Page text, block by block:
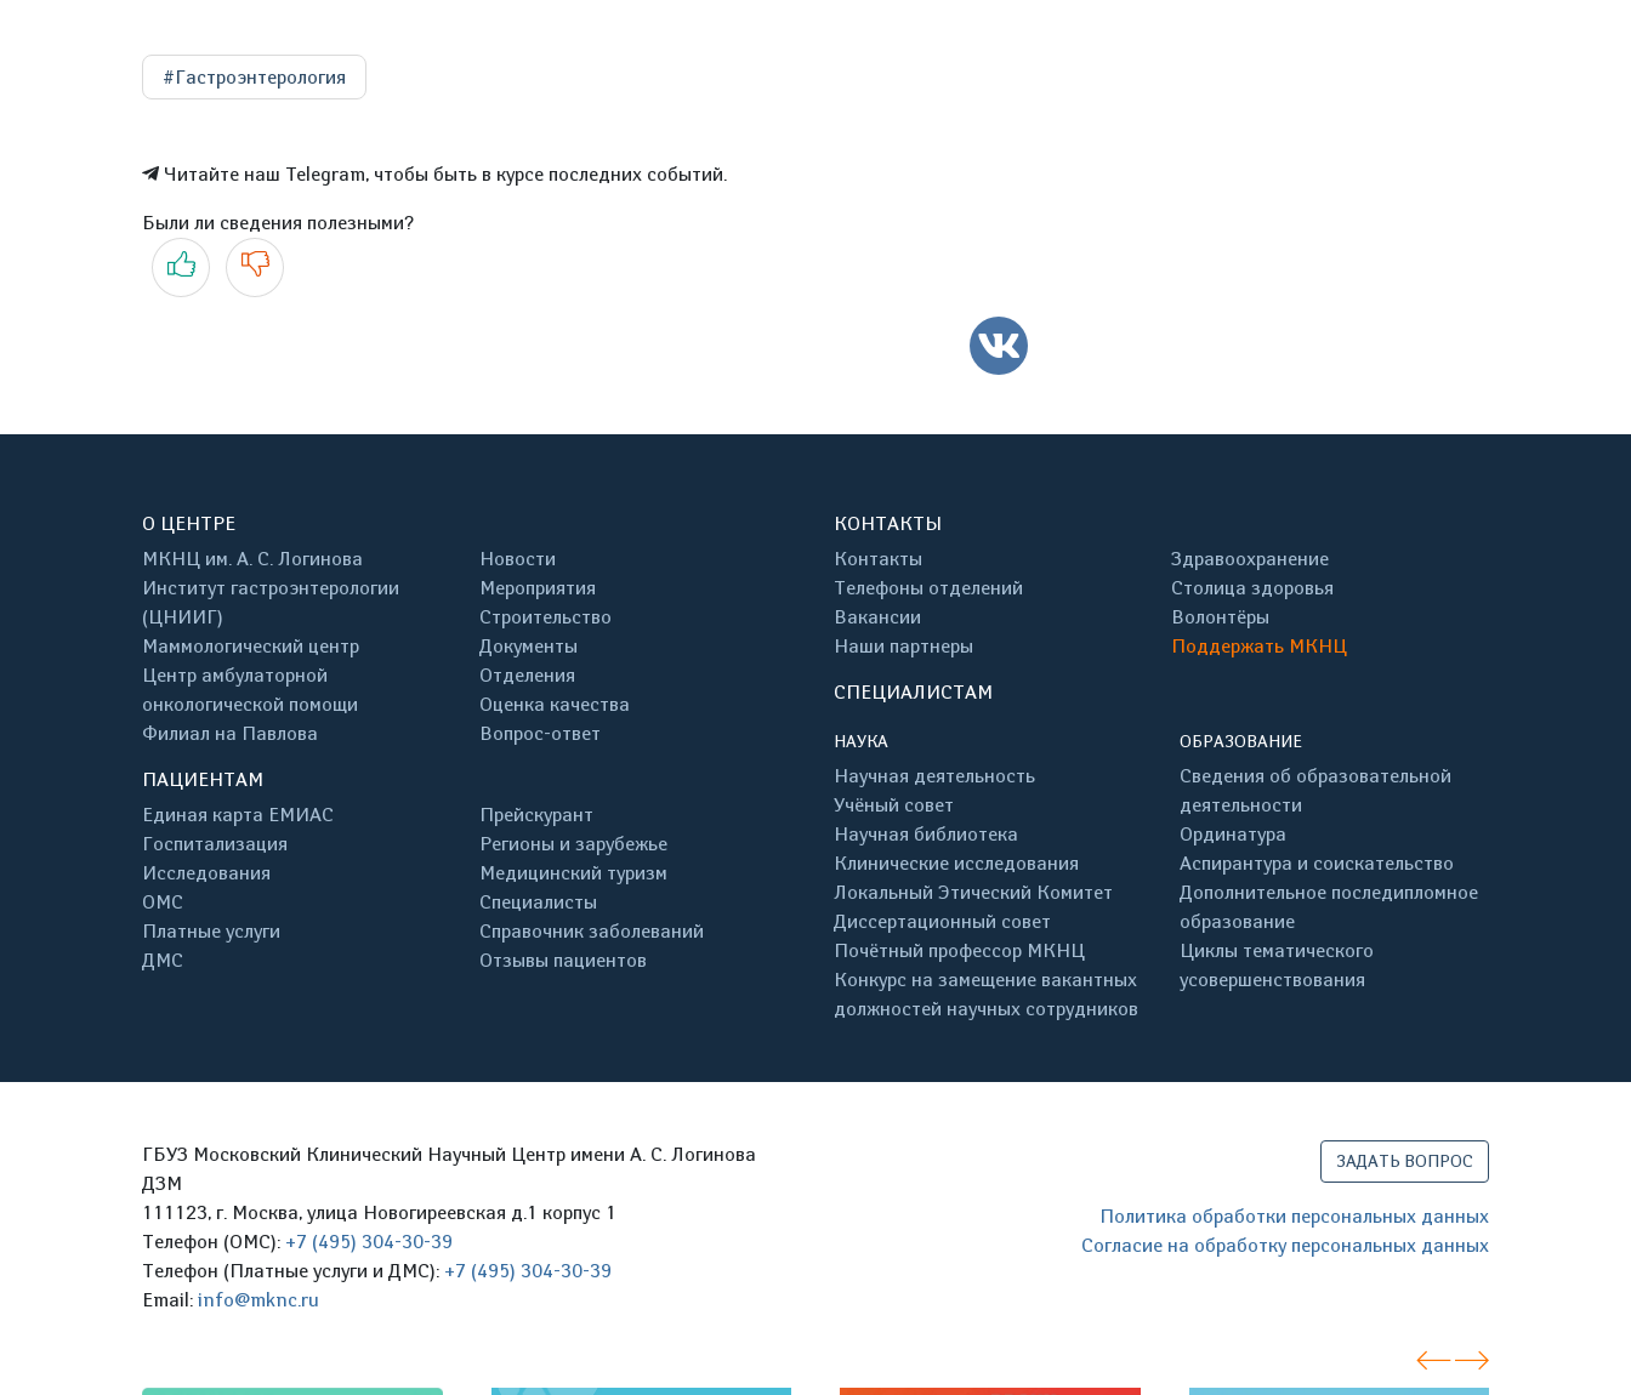
#Гастроэнтерология
Читайте наш Telegram, чтобы быть в курсе последних событий.
Были ли сведения полезными?
Да Нет
ВКонтакте
О ЦЕНТРЕ
МКНЦ им. А. С. Логинова
Институт гастроэнтерологии
(ЦНИИГ)
Маммологический центр
Центр амбулаторной
онкологической помощи
Филиал на Павлова
Новости
Мероприятия
Строительство
Документы
Отделения
Оценка качества
Вопрос-ответ
ПАЦИЕНТАМ
Единая карта ЕМИАС
Госпитализация
Исследования
ОМС
Платные услуги
ДМС
Прейскурант
Регионы и зарубежье
Медицинский туризм
Специалисты
Справочник заболеваний
Отзывы пациентов
КОНТАКТЫ
Контакты
Телефоны отделений
Вакансии
Наши партнеры
Здравоохранение
Столица здоровья
Волонтёры
Поддержать МКНЦ
СПЕЦИАЛИСТАМ
НАУКА
Научная деятельность
Учёный совет
Научная библиотека
Клинические исследования
Локальный Этический Комитет
Диссертационный совет
Почётный профессор МКНЦ
Конкурс на замещение вакантных
должностей научных сотрудников
ОБРАЗОВАНИЕ
Сведения об образовательной
деятельности
Ординатура
Аспирантура и соискательство
Дополнительное последипломное
образование
Циклы тематического
усовершенствования
ГБУЗ Московский Клинический Научный Центр имени А. С. Логинова
ДЗМ
111123, г. Москва, улица Новогиреевская д.1 корпус 1
Телефон (ОМС): +7 (495) 304-30-39
Телефон (Платные услуги и ДМС): +7 (495) 304-30-39
Email: info@mknc.ru
ЗАДАТЬ ВОПРОС
Политика обработки персональных данных
Согласие на обработку персональных данных